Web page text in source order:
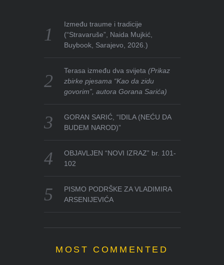
Između traume i tradicije
(“Stravaruše”, Naida Mujkić,
Buybook, Sarajevo, 2026.)
Terasa između dva svijeta(Prikaz
zbirke pjesama “Kao da zidu
govorim”, autora Gorana Sarića)
GORAN SARIĆ, “IDILA (NEĆU DA
BUDEM NAROD)”
OBJAVLJEN “NOVI IZRAZ” br. 101-
102
PISMO PODRŠKE ZA VLADIMIRA
ARSENIJEVIĆA
MOST COMMENTED